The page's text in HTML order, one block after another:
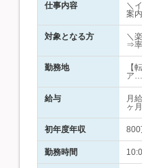
仕事内容
＼
案
対象となる方
＼
⇒率
勤務地
【
ア…
給与
月
ヶ
初年度年収 800
勤務時間